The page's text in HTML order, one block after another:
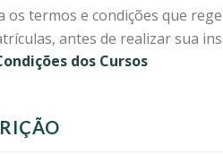
os termos e condições que
antes de realizar sua
dos Cursos